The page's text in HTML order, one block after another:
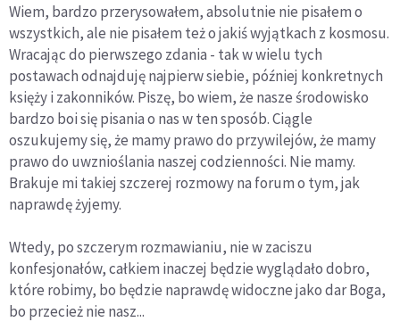
Wiem, bardzo przerysowałem, absolutnie nie pisałem o
wszystkich, ale nie pisałem też o jakiś wyjątkach z kosmosu.
Wracając do pierwszego zdania - tak w wielu tych
postawach odnajduję najpierw siebie, później konkretnych
księży i zakonników. Piszę, bo wiem, że nasze środowisko
bardzo boi się pisania o nas w ten sposób. Ciągle
oszukujemy się, że mamy prawo do przywilejów, że mamy
prawo do uwznioślania naszej codzienności. Nie mamy.
Brakuje mi takiej szczerej rozmowy na forum o tym, jak
naprawdę żyjemy.
Wtedy, po szczerym rozmawianiu, nie w zaciszu
konfesjonałów, całkiem inaczej będzie wyglądało dobro,
które robimy, bo będzie naprawdę widoczne jako dar Boga,
bo przecież nie nasz...